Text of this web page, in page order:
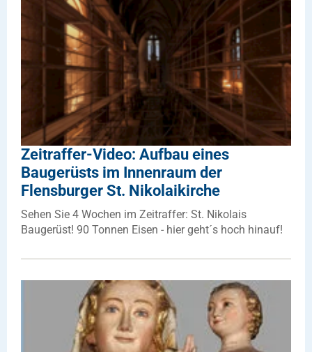
Zeitraffer-Video: Aufbau eines
Baugerüsts im Innenraum der
Flensburger St. Nikolaikirche
Sehen Sie 4 Wochen im Zeitraffer: St. Nikolais
Baugerüst! 90 Tonnen Eisen - hier geht´s hoch hinauf!